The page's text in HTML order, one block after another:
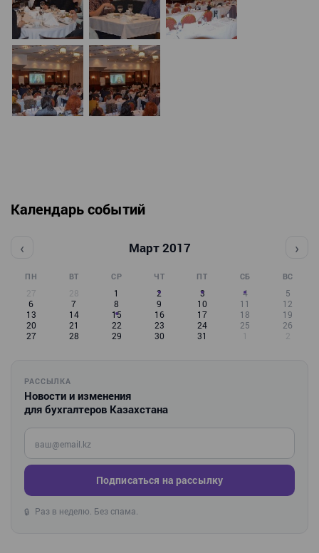
Календарь событий
‹ Март 2017 ›
ПН ВТ СР ЧТ ПТ СБ ВС
27 28 1 2 3 4
5
6
7 8 9 10 11
12
13
14 15 16 17 18
19
20
21 22 23 24 25
26
27
28 29 30 31 1 2
РАССЫЛКА
Новости и изменения
для бухгалтеров Казахстана
Введите ваш e-mail
Подписаться на рассылку
🔒 Раз в неделю. Без спама.